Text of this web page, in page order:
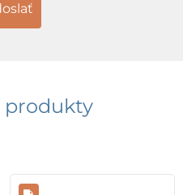
produkty